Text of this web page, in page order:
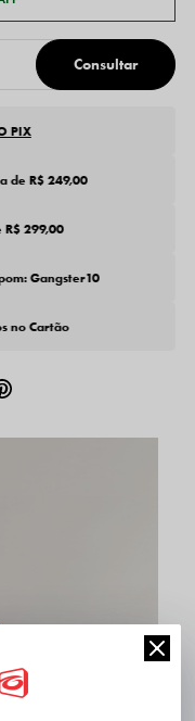
PIX
de R$ 249,00
299,00
Gangster10
no Cartão